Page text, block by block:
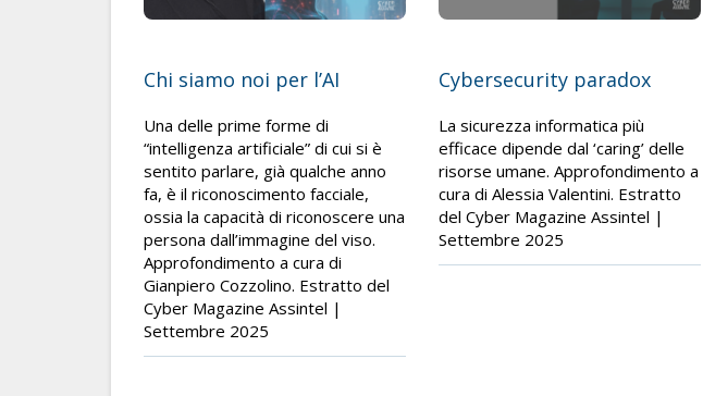
Chi siamo noi per l’AI
Una delle prime forme di
“intelligenza artificiale” di cui si è
sentito parlare, già qualche anno
fa, è il riconoscimento facciale,
ossia la capacità di riconoscere una
persona dall’immagine del viso.
Approfondimento a cura di
Gianpiero Cozzolino. Estratto del
Cyber Magazine Assintel |
Settembre 2025
Cybersecurity paradox
La sicurezza informatica più
efficace dipende dal ‘caring’ delle
risorse umane. Approfondimento a
cura di Alessia Valentini. Estratto
del Cyber Magazine Assintel |
Settembre 2025